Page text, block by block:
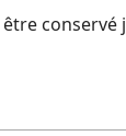
conservé